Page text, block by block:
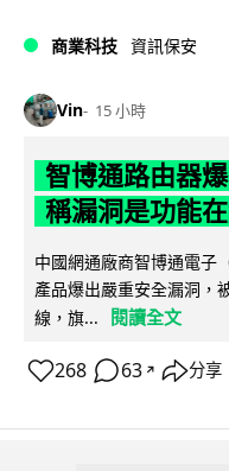
商業科技 資訊保安
Vin 15 小時
智博通路由器
稱漏洞是功能
中國網通廠商智博通電
產品爆出嚴重安全漏洞，
線，旗...
閱讀全文
268 63 ↗ 分享